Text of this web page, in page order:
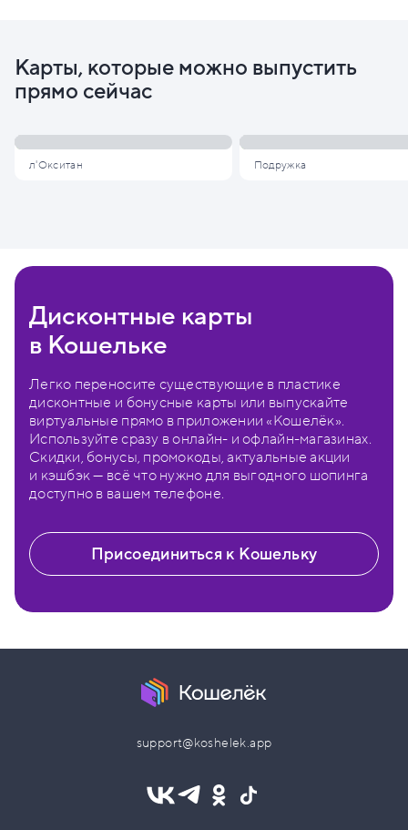
Карты, которые можно выпустить
прямо сейчас
л'Окситан Подружка
Дисконтные карты
в Кошельке
Легко переносите существующие в пластике
дисконтные и бонусные карты или выпускайте
виртуальные прямо в приложении «Кошелёк».
Используйте сразу в онлайн- и офлайн-магазинах.
Скидки, бонусы, промокоды, актуальные акции
и кэшбэк — всё что нужно для выгодного шопинга
доступно в вашем телефоне.
Присоединиться к Кошельку
support@koshelek.app